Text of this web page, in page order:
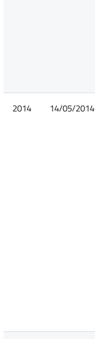
2014 14/05/2014